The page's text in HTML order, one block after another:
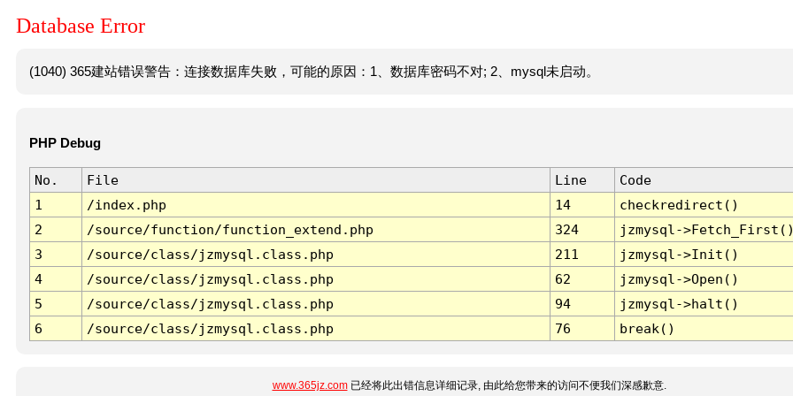
Database Error
(1040) 365建站错误警告：连接数据库失败，可能的原因：1、数据库密码不对; 2、mysql未启动。
PHP Debug
No. File Line
Code
1
/index.php 14
checkredirect()
2
/source/function/function_extend.php 324
jzmysql-
3
/source/class/jzmysql.class.php 211
jzmysql->Init()
4
/source/class/jzmysql.class.php 62
jzmysql->Open()
5
/source/class/jzmysql.class.php 94
jzmysql->halt()
6
/source/class/jzmysql.class.php 76 break()
www.365jz.com已经将此出错信息详细记录, 由此给您带来的访问不便我们深感歉意.